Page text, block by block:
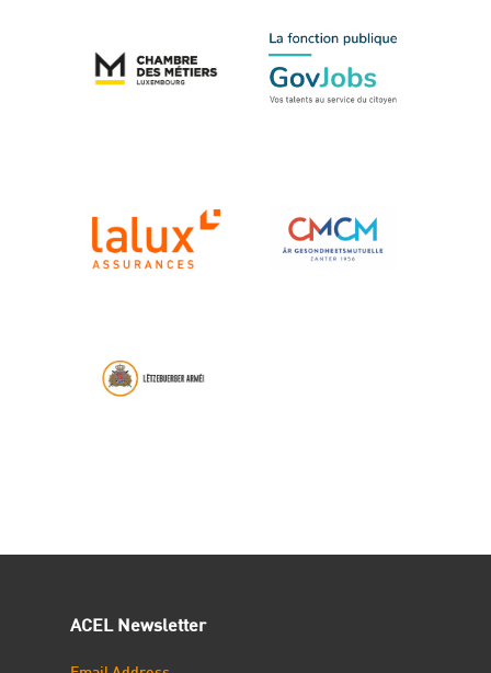
ACEL Newsletter